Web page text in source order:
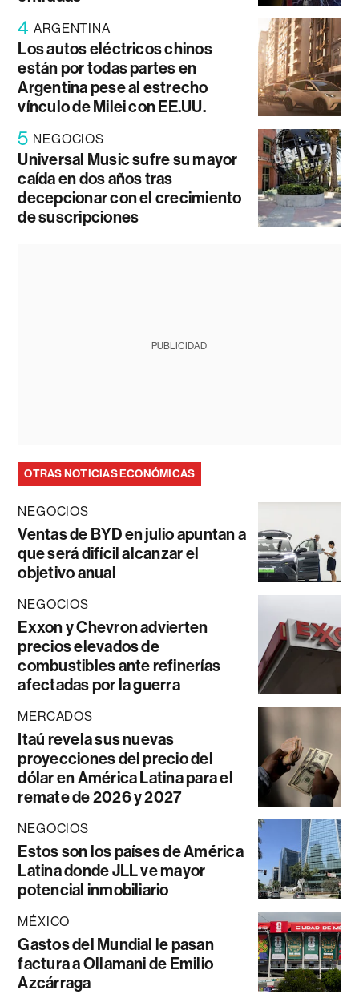
4 ARGENTINA
Los autos eléctricos chinos
están por todas partes en
Argentina pese al estrecho
vínculo de Milei con EE.UU.
5 NEGOCIOS
Universal Music sufre su mayor
caída en dos años tras
decepcionar con el crecimiento
de suscripciones
PUBLICIDAD
OTRAS NOTICIAS ECONÓMICAS
NEGOCIOS
Ventas de BYD en julio apuntan a
que será difícil alcanzar el
objetivo anual
NEGOCIOS
Exxon y Chevron advierten
precios elevados de
combustibles ante refinerías
afectadas por la guerra
MERCADOS
Itaú revela sus nuevas
proyecciones del precio del
dólar en América Latina para el
remate de 2026 y 2027
NEGOCIOS
Estos son los países de América
Latina donde JLL ve mayor
potencial inmobiliario
MÉXICO
Gastos del Mundial le pasan
factura a Ollamani de Emilio
Azcárraga